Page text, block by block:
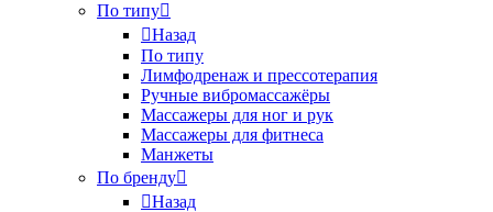
По типу
Назад
По типу
Лимфодренаж и прессотерапия
Ручные вибромассажёры
Массажеры для ног и рук
Массажеры для фитнеса
Манжеты
По бренду
Назад